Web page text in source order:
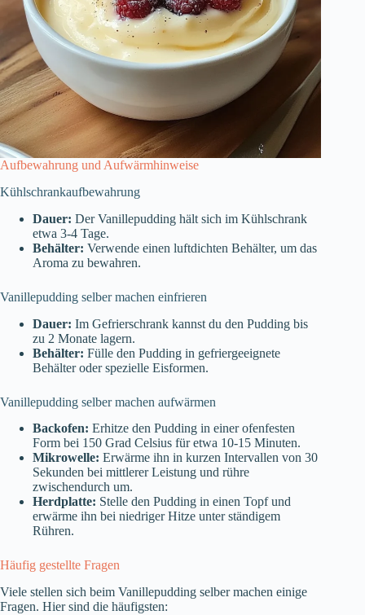
Aufbewahrung und Aufwärmhinweise
Kühlschrankaufbewahrung
Dauer: Der Vanillepudding hält sich im Kühlschrank
etwa 3-4 Tage.
Behälter: Verwende einen luftdichten Behälter, um das
Aroma zu bewahren.
Vanillepudding selber machen einfrieren
Dauer: Im Gefrierschrank kannst du den Pudding bis
zu 2 Monate lagern.
Behälter: Fülle den Pudding in gefriergeeignete
Behälter oder spezielle Eisformen.
Vanillepudding selber machen aufwärmen
Backofen: Erhitze den Pudding in einer ofenfesten
Form bei 150 Grad Celsius für etwa 10-15 Minuten.
Mikrowelle: Erwärme ihn in kurzen Intervallen von 30
Sekunden bei mittlerer Leistung und rühre
zwischendurch um.
Herdplatte: Stelle den Pudding in einen Topf und
erwärme ihn bei niedriger Hitze unter ständigem
Rühren.
Häufig gestellte Fragen
Viele stellen sich beim Vanillepudding selber machen einige
Fragen. Hier sind die häufigsten: